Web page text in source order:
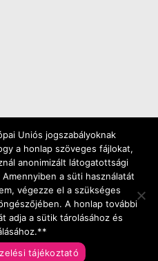
jog fenntartva |Web
Uniós jogszabályoknak
a honlap szöveges fájlokat,
anonimizált látogatottsági
a süti használatát
végezze el a szükséges
A honlap további
adja a sütik tárolásához és
tájékoztató